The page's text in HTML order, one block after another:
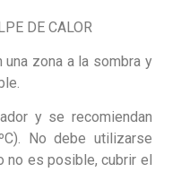
DE CALOR
zona a la sombra y
y se recomiendan
No debe utilizarse
no es posible, cubrir el